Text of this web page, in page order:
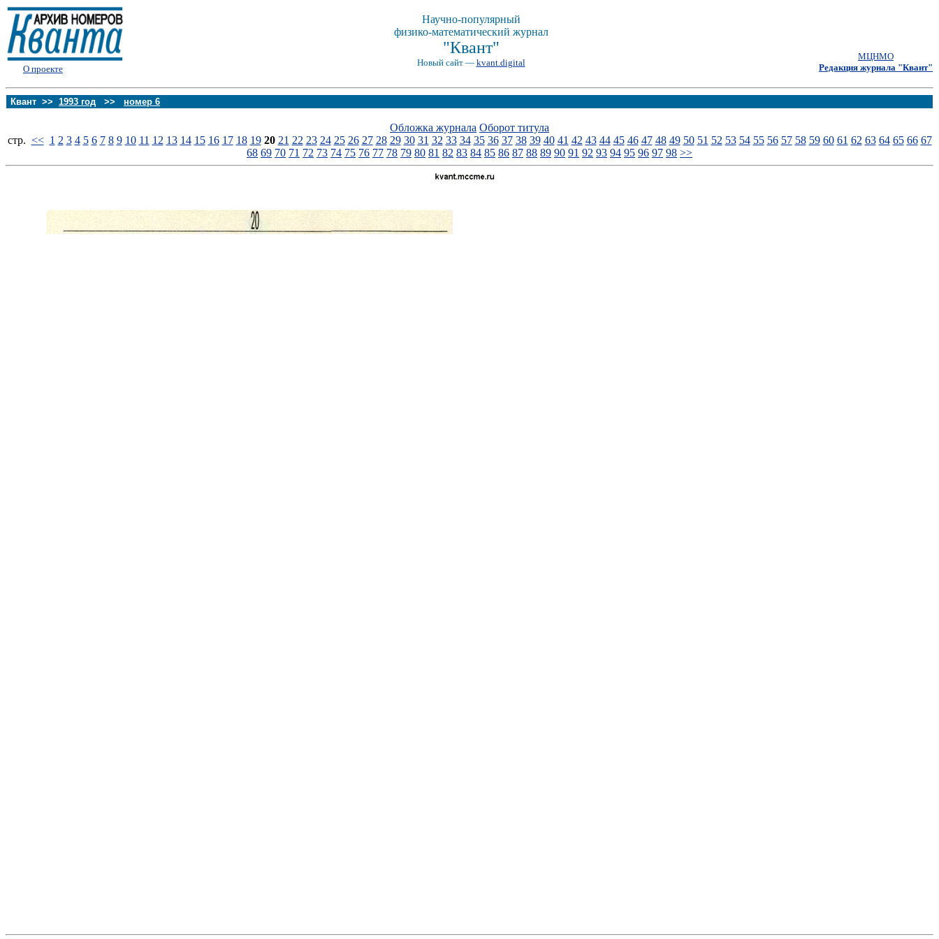
О проекте
Научно-популярный
физико-математический журнал
"Квант"
Новый сайт — kvant.digital
МЦНМО
Редакция журнала "Квант"
Квант >> 1993 год >> номер 6
Обложка журнала Оборот титула
стp. << 1 2 3 4 5 6 7 8 9 10 11 12 13 14 15 16 17 18 19 20 21 22 23 24 25 26 27 28 29 30 31 32 33 34 35 36 37 38 39 40 41 42 43 44 45 46 47 48 49 50 51 52 53 54 55 56 57 58 59 60 61 62 63 64 65 66 67
68 69 70 71 72 73 74 75 76 77 78 79 80 81 82 83 84 85 86 87 88 89 90 91 92 93 94 95 96 97 98 >>